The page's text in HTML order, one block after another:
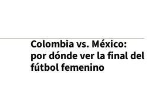
Colombia vs. México:
por dónde ver la final del
fútbol femenino